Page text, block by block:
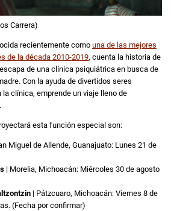
Carrera)
recientemente como una de las mejores
de la década 2010-2019, cuenta la historia de
de una clínica psiquiátrica en busca de
Con la ayuda de divertidos seres
clínica, emprende un viaje lleno de
esta función especial son:
Miguel de Allende, Guanajuato: Lunes 21 de
| Morelia, Michoacán: Miércoles 30 de agosto
| Pátzcuaro, Michoacán: Viernes 8 de
(Fecha por confirmar)